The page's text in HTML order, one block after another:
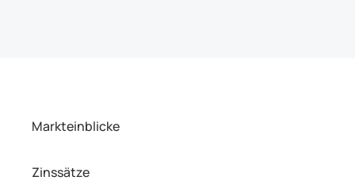
Markteinblicke
Zinssätze